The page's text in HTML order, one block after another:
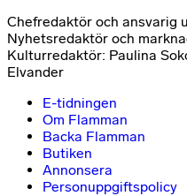
Chefredaktör och ansvarig
Nyhetsredaktör och
Kulturredaktör: Paulina
Elvander
E-tidningen
Om Flamman
Backa Flamman
Butiken
Annonsera
Personuppgiftspolicy